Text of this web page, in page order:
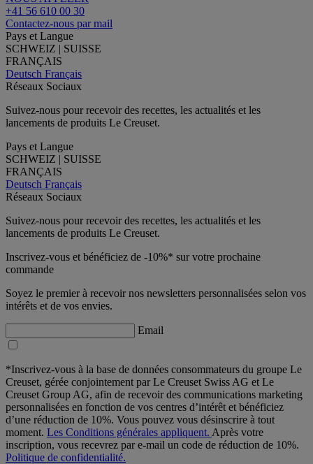
+41 56 610 00 30
Contactez-nous par mail
Pays et Langue
SCHWEIZ | SUISSE
FRANÇAIS
Deutsch Français
Réseaux Sociaux
Suivez-nous pour recevoir des recettes, les actualités et les
lancements de produits Le Creuset.
Pays et Langue
SCHWEIZ | SUISSE
FRANÇAIS
Deutsch Français
Réseaux Sociaux
Suivez-nous pour recevoir des recettes, les actualités et les
lancements de produits Le Creuset.
Inscrivez-vous et bénéficiez de -10%* sur votre prochaine
commande
Soyez le premier à recevoir nos newsletters personnalisées selon vos
intérêts et de vos envies.
Email
*Inscrivez-vous à la base de données consommateurs du groupe Le
Creuset, gérée conjointement par Le Creuset Swiss AG et Le
Creuset Group AG, afin de recevoir des communications marketing
personnalisées en fonction de vos centres d’intérêt et bénéficiez
d’une réduction de 10%. Vous pouvez vous désinscrire à tout
moment. Les Conditions générales appliquent. Après votre
inscription, vous recevrez par e-mail un code de réduction de 10%.
Politique de confidentialité.